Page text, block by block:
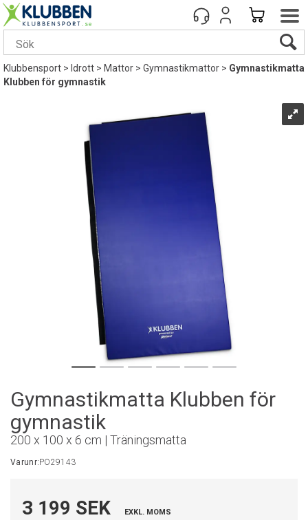
Klubbensport> Idrott>Mattor>Gymnastikmattor>Gymnastikmatta
Klubben för gymnastik
Gymnastikmatta Klubben för
gymnastik
200 x 100 x 6 cm | Träningsmatta
Varunr:PO29143
3 199 SEK EXKL. MOMS